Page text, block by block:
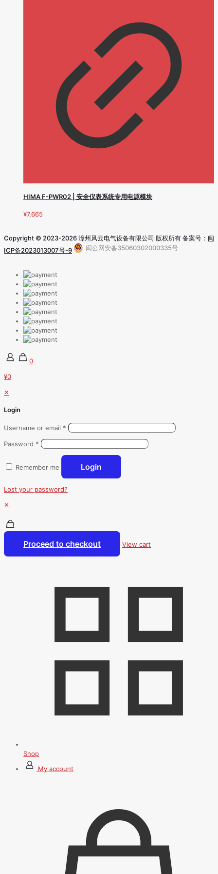
HIMA F-PWR02 | 安全仪表系统专用电源模块
¥7,665
Copyright © 2023-2026 漳州风云电气设备有限公司 版权所有 备案号： 闽
ICP备2023013007号-9
闽公网安备35060302000335号
0
¥0
✕
Login
Username or email *
Password *
Remember me Login
Lost your password?
✕
Proceed to checkout View cart
Shop
My account